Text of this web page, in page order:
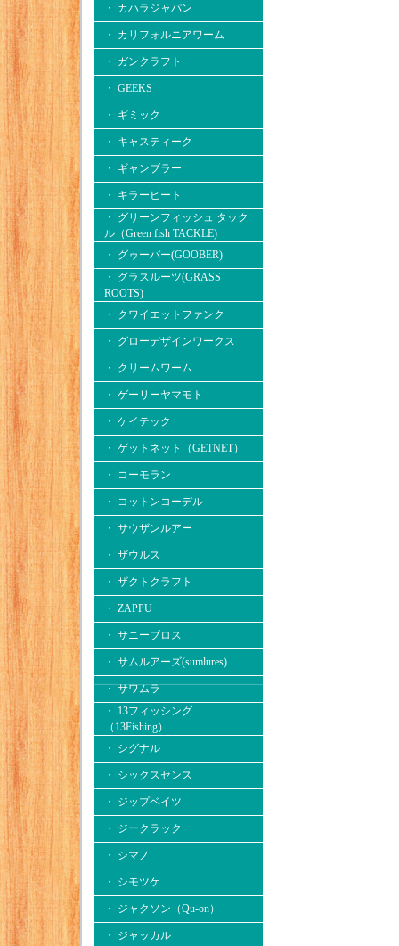
・ カハラジャパン
・ カリフォルニアワーム
・ ガンクラフト
・ GEEKS
・ ギミック
・ キャスティーク
・ ギャンブラー
・ キラーヒート
・ グリーンフィッシュ タック
ル（Green fish TACKLE)
・ グゥーバー(GOOBER)
・ グラスルーツ(GRASS
ROOTS)
・ クワイエットファンク
・ グローデザインワークス
・ クリームワーム
・ ゲーリーヤマモト
・ ケイテック
・ ゲットネット（GETNET）
・ コーモラン
・ コットンコーデル
・ サウザンルアー
・ ザウルス
・ ザクトクラフト
・ ZAPPU
・ サニーブロス
・ サムルアーズ(sumlures)
・ サワムラ
・ 13フィッシング
（13Fishing）
・ シグナル
・ シックスセンス
・ ジップベイツ
・ ジークラック
・ シマノ
・ シモツケ
・ ジャクソン（Qu-on）
・ ジャッカル